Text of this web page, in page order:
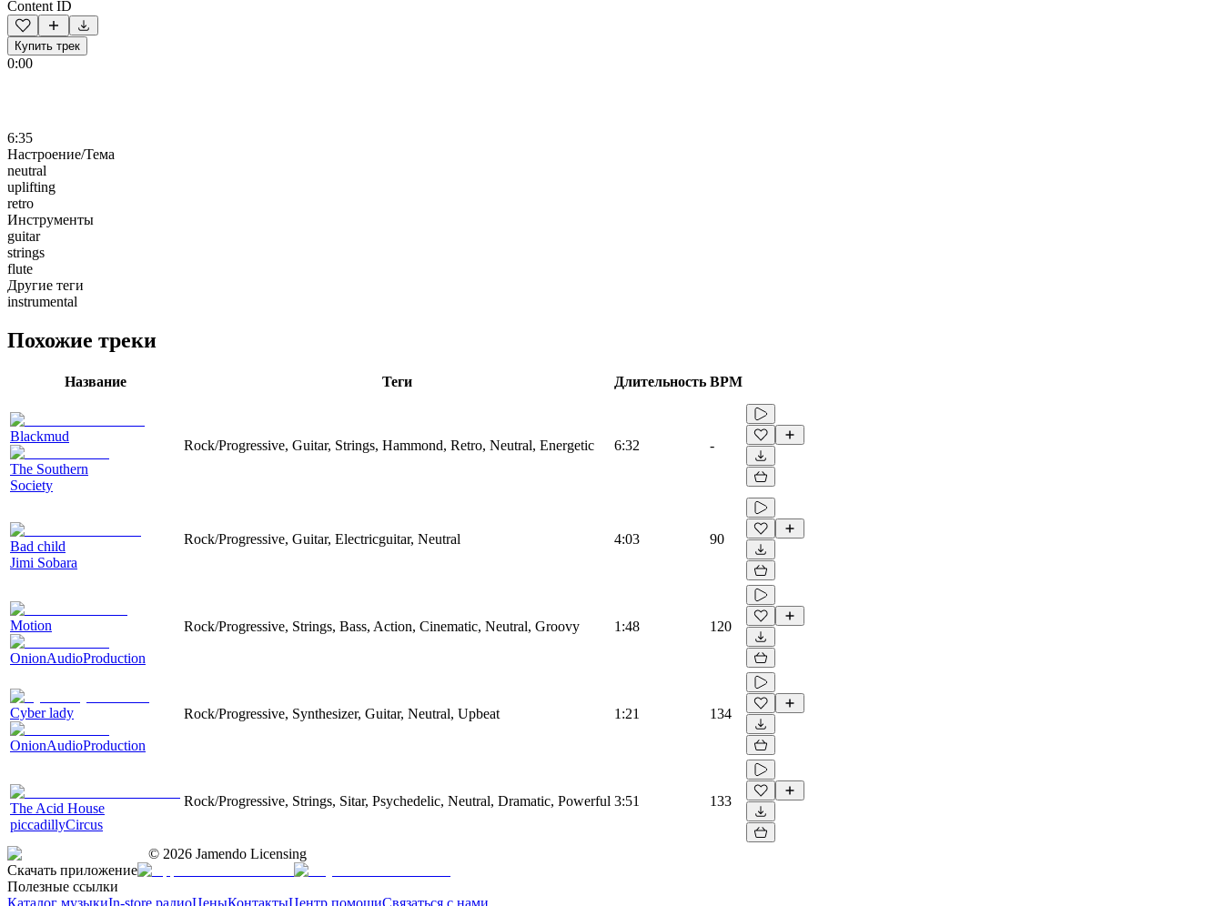
Content ID
Купить трек
0:00
6:35
Настроение/Тема
neutral
uplifting
retro
Инструменты
guitar
strings
flute
Другие теги
instrumental
Похожие треки
Название Теги Длительность BPM
Blackmud
The Southern
Society
Rock/Progressive, Guitar, Strings, Hammond, Retro, Neutral, Energetic 6:32 -
Bad child
Jimi Sobara
Rock/Progressive, Guitar, Electricguitar, Neutral 4:03 90
Motion
OnionAudioProduction
Rock/Progressive, Strings, Bass, Action, Cinematic, Neutral, Groovy 1:48 120
Cyber lady
OnionAudioProduction
Rock/Progressive, Synthesizer, Guitar, Neutral, Upbeat 1:21 134
The Acid House
piccadillyCircus
Rock/Progressive, Strings, Sitar, Psychedelic, Neutral, Dramatic, Powerful 3:51 133
© 2026 Jamendo Licensing
Скачать приложение
Полезные ссылки
Каталог музыкиIn-store радиоЦеныКонтактыЦентр помощиСвязаться с нами